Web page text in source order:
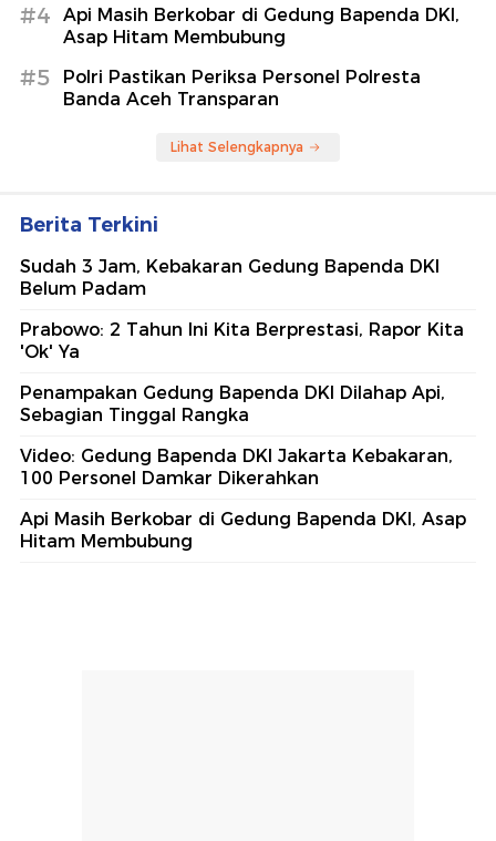
#4
Api Masih Berkobar di Gedung Bapenda DKI,
Asap Hitam Membubung
#5
Polri Pastikan Periksa Personel Polresta
Banda Aceh Transparan
Lihat Selengkapnya
Berita Terkini
Sudah 3 Jam, Kebakaran Gedung Bapenda DKI
Belum Padam
Prabowo: 2 Tahun Ini Kita Berprestasi, Rapor Kita
'Ok' Ya
Penampakan Gedung Bapenda DKI Dilahap Api,
Sebagian Tinggal Rangka
Video: Gedung Bapenda DKI Jakarta Kebakaran,
100 Personel Damkar Dikerahkan
Api Masih Berkobar di Gedung Bapenda DKI, Asap
Hitam Membubung